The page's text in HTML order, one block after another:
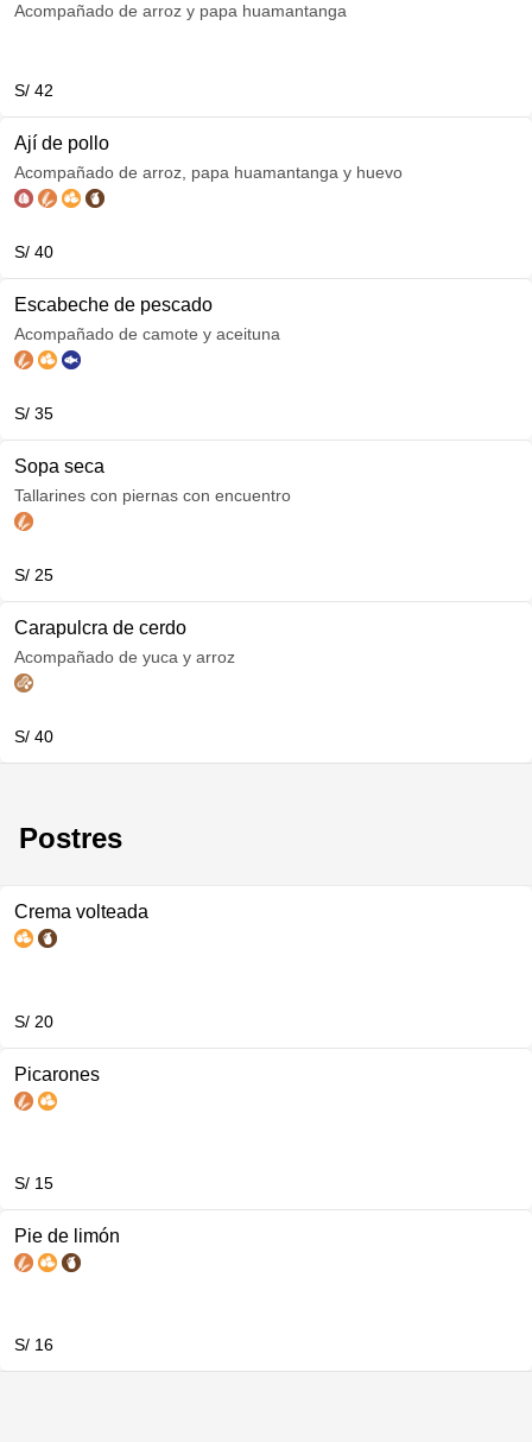
Acompañado de arroz y papa huamantanga
S/ 42
Ají de pollo
Acompañado de arroz, papa huamantanga y huevo
S/ 40
Escabeche de pescado
Acompañado de camote y aceituna
S/ 35
Sopa seca
Tallarines con piernas con encuentro
S/ 25
Carapulcra de cerdo
Acompañado de yuca y arroz
S/ 40
Postres
Crema volteada
S/ 20
Picarones
S/ 15
Pie de limón
S/ 16